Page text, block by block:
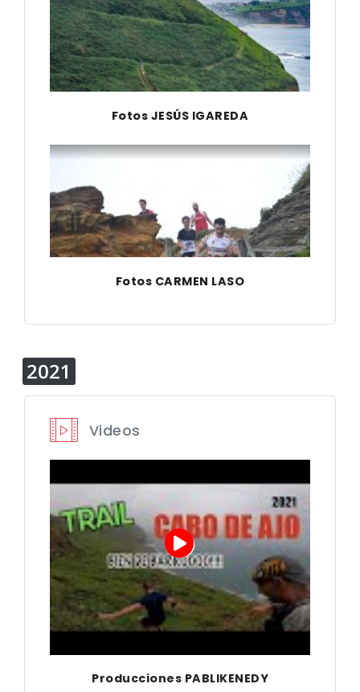
Fotos JESÚS IGAREDA
Fotos CARMEN LASO
2021
Videos
Producciones PABLIKENEDY